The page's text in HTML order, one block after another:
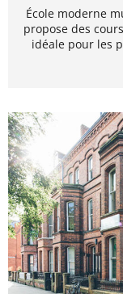
École moderne
propose des
idéale pour les